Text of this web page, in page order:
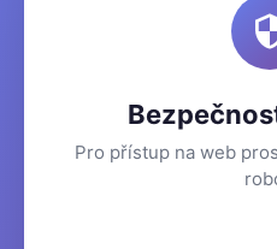
Pro přístup na web